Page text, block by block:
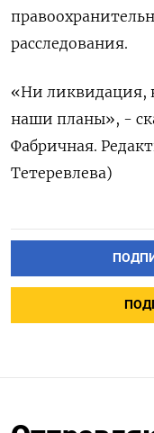
расследования.
«Ни ликвидация,
наши планы», -
Фабричная.
Тетеревлева)